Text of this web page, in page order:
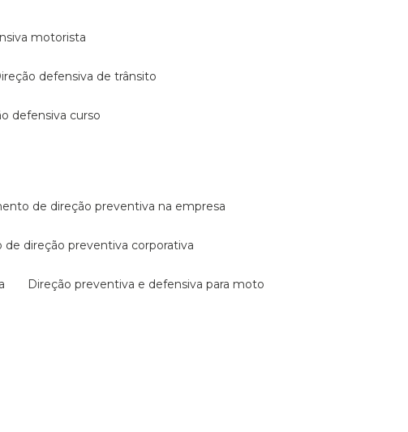
motorista
direção defensiva de trânsito
defensiva curso
de direção preventiva na empresa
de direção preventiva corporativa
direção preventiva e defensiva para moto